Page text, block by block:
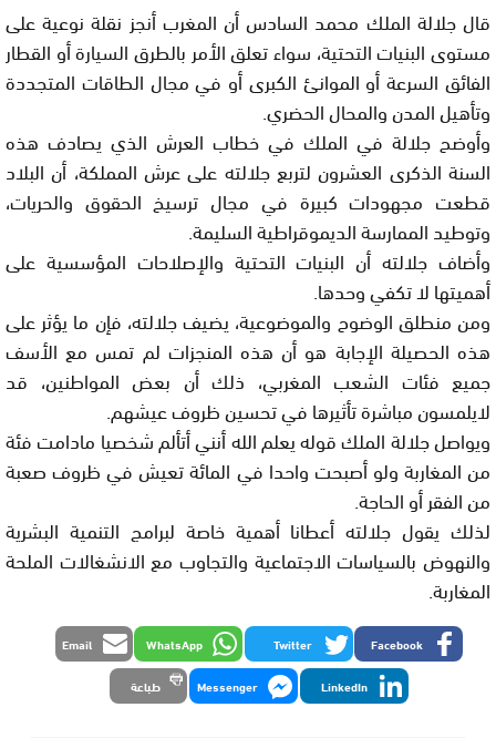
قال جلالة الملك محمد السادس أن المغرب أنجز نقلة نوعية على
مستوى البنيات التحتية، سواء تعلق الأمر بالطرق السيارة أو القطار
الفائق السرعة أو الموانئ الكبرى أو في مجال الطاقات المتجددة
وتأهيل المدن والمحال الحضري.
وأوضح جلالة في الملك في خطاب العرش الذي يصادف هذه
السنة الذكرى العشرون لتربع جلالته على عرش المملكة، أن البلاد
قطعت مجهودات كبيرة في مجال ترسيخ الحقوق والحريات،
وتوطيد الممارسة الديموقراطية السليمة.
وأضاف جلالته أن البنيات التحتية والإصلاحات المؤسسية على
أهميتها لا تكفي وحدها.
ومن منطلق الوضوح والموضوعية، يضيف جلالته، فإن ما يؤثر على
هذه الحصيلة الإجابة هو أن هذه المنجزات لم تمس مع الأسف
جميع فئات الشعب المغربي، ذلك أن بعض المواطنين، قد
لايلمسون مباشرة تأثيرها في تحسين ظروف عيشهم.
ويواصل جلالة الملك قوله يعلم الله أنني أتألم شخصيا مادامت فئة
من المغاربة ولو أصبحت واحدا في المائة تعيش في ظروف صعبة
من الفقر أو الحاجة.
لذلك يقول جلالته أعطانا أهمية خاصة لبرامج التنمية البشرية
والنهوض بالسياسات الاجتماعية والتجاوب مع الانشغالات الملحة
المغاربة.
Facebook
Twitter
WhatsApp
Email
LinkedIn
Messenger طباعة